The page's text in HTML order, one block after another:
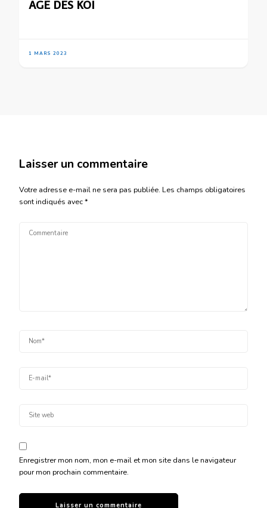
AGE DES KOI
1 MARS 2023
Laisser un commentaire
Votre adresse e-mail ne sera pas publiée. Les champs obligatoires
sont indiqués avec*
Enregistrer mon nom, mon e-mail et mon site dans le navigateur
pour mon prochain commentaire.